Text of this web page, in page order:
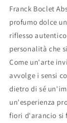
Franck Boclet
profumo dolce
riflesso
personalità che
Come un'arte
avvolge i sensi
dietro di sé
un'esperienza
fiori d'arancio si